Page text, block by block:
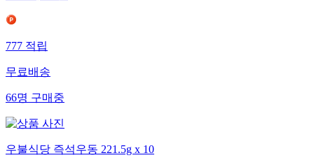
777적립
무료배송
66명구매중
우불식당 즉석우동 221.5g x 10